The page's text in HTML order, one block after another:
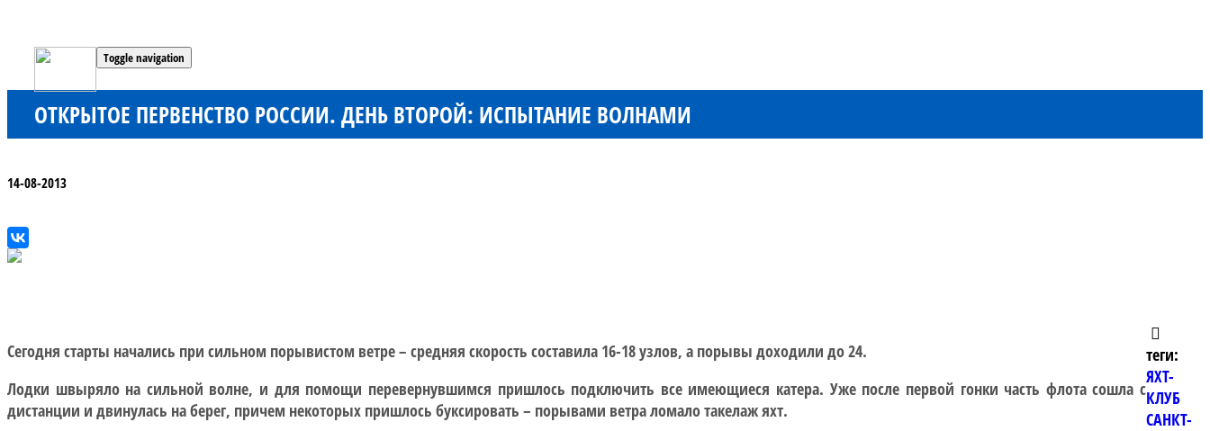
Toggle navigation
ОТКРЫТОЕ ПЕРВЕНСТВО РОССИИ. ДЕНЬ ВТОРОЙ: ИСПЫТАНИЕ ВОЛНАМИ
14-08-2013
Сегодня старты начались при сильном порывистом ветре – средняя скорость составила 16-18 узлов, а порывы доходили до 24.
Лодки швыряло на сильной волне, и для помощи перевернувшимся пришлось подключить все имеющиеся катера. Уже после первой гонки часть флота сошла с
дистанции и двинулась на берег, причем некоторых пришлось буксировать – порывами ветра ломало такелаж яхт.
теги:
ЯХТ-
КЛУБ
САНКТ-